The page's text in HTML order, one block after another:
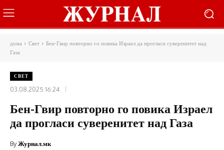
дома Свет
Бен-Гвир повторно го повика Израел да прогласи суверенитет над
Газа
СВЕТ
03.08.2025 16:24
Бен-Гвир повторно го повика Израел
да прогласи суверенитет над Газа
ByЖурнал.мк